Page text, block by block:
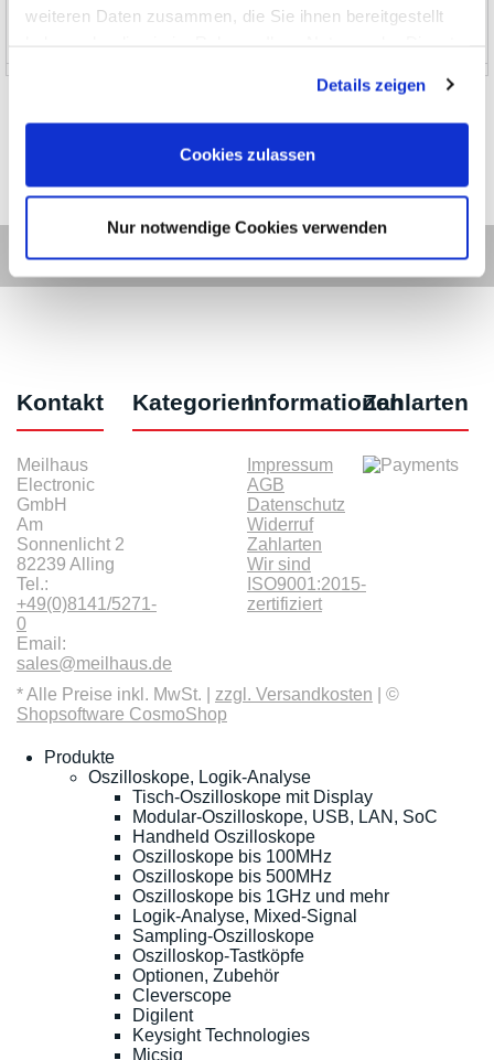
weiteren Daten zusammen, die Sie ihnen bereitgestellt
Details zeigen
Cookies zulassen
Nur notwendige Cookies verwenden
Kontakt
Meilhaus
Electronic
GmbH
Am
Sonnenlicht 2
82239 Alling
Tel.:
+49(0)8141/5271-
0
Email:
sales@meilhaus.de
KategorienInformationen
Impressum
AGB
Datenschutz
Widerruf
Zahlarten
Wir sind
ISO9001:2015-
zertifiziert
Zahlarten
* Alle Preise inkl. MwSt. | zzgl. Versandkosten | ©
Shopsoftware CosmoShop
Produkte
Oszilloskope, Logik-Analyse
Tisch-Oszilloskope mit Display
Modular-Oszilloskope, USB, LAN, SoC
Handheld Oszilloskope
Oszilloskope bis 100MHz
Oszilloskope bis 500MHz
Oszilloskope bis 1GHz und mehr
Logik-Analyse, Mixed-Signal
Sampling-Oszilloskope
Oszilloskop-Tastköpfe
Optionen, Zubehör
Cleverscope
Digilent
Keysight Technologies
Micsig